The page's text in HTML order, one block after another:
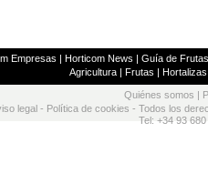
Empresas | Horticom News | Guía de
Agricultura| Frutas | Hortalizas
Quiénes somos
legal - Política de cookies - Todos los
Tel: +34 93